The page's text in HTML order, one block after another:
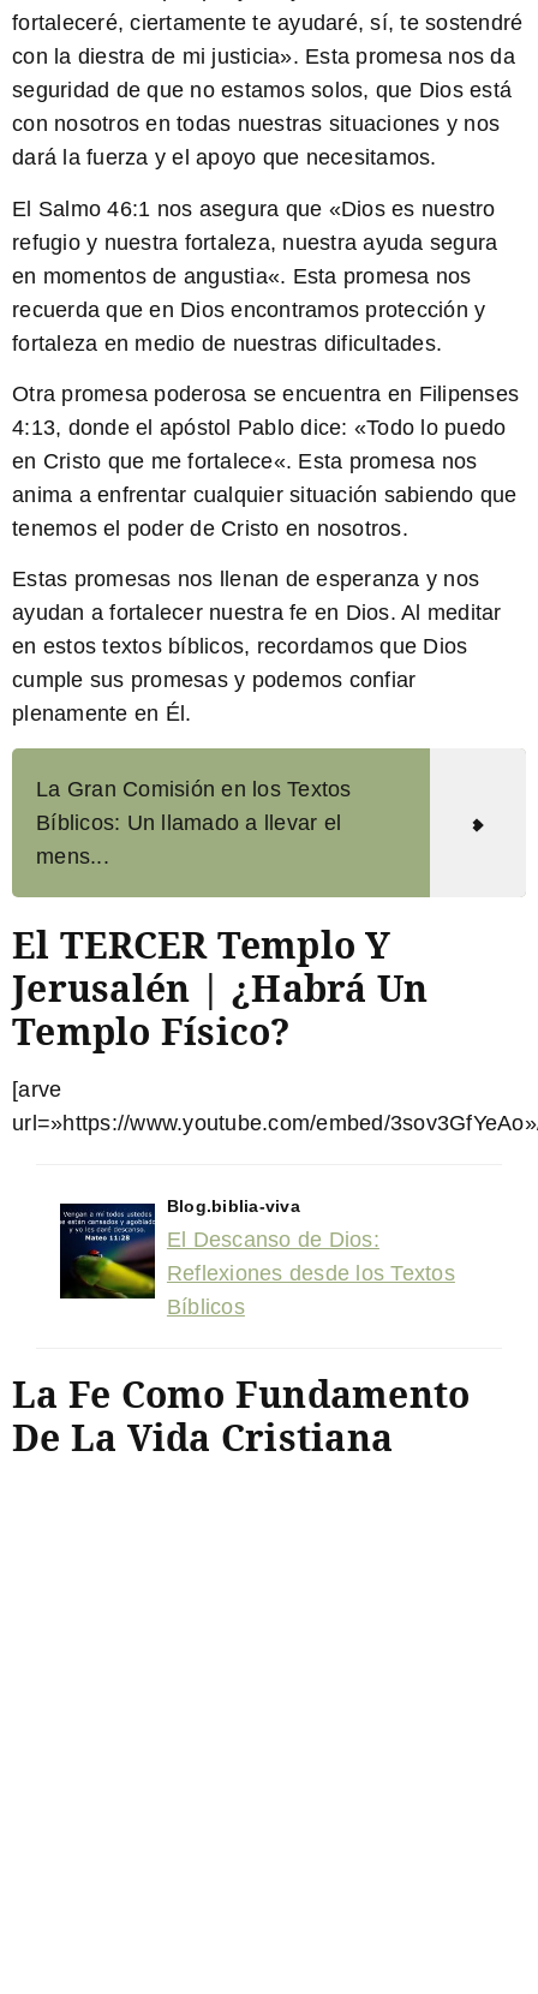
fortaleceré, ciertamente te ayudaré, sí, te sostendré
con la diestra de mi justicia». Esta promesa nos da
seguridad de que no estamos solos, que Dios está
con nosotros en todas nuestras situaciones y nos
dará la fuerza y el apoyo que necesitamos.
El Salmo 46:1 nos asegura que «Dios es nuestro
refugio y nuestra fortaleza, nuestra ayuda segura
en momentos de angustia«. Esta promesa nos
recuerda que en Dios encontramos protección y
fortaleza en medio de nuestras dificultades.
Otra promesa poderosa se encuentra en Filipenses
4:13, donde el apóstol Pablo dice: «Todo lo puedo
en Cristo que me fortalece«. Esta promesa nos
anima a enfrentar cualquier situación sabiendo que
tenemos el poder de Cristo en nosotros.
Estas promesas nos llenan de esperanza y nos
ayudan a fortalecer nuestra fe en Dios. Al meditar
en estos textos bíblicos, recordamos que Dios
cumple sus promesas y podemos confiar
plenamente en Él.
La Gran Comisión en los Textos
Bíblicos: Un llamado a llevar el
mens...
El TERCER Templo Y
Jerusalén | ¿Habrá Un
Templo Físico?
[arve
url=»https://www.youtube.com/embed/
Blog.biblia-viva
El Descanso de Dios:
Reflexiones desde los Textos
Bíblicos
La Fe Como Fundamento
De La Vida Cristiana